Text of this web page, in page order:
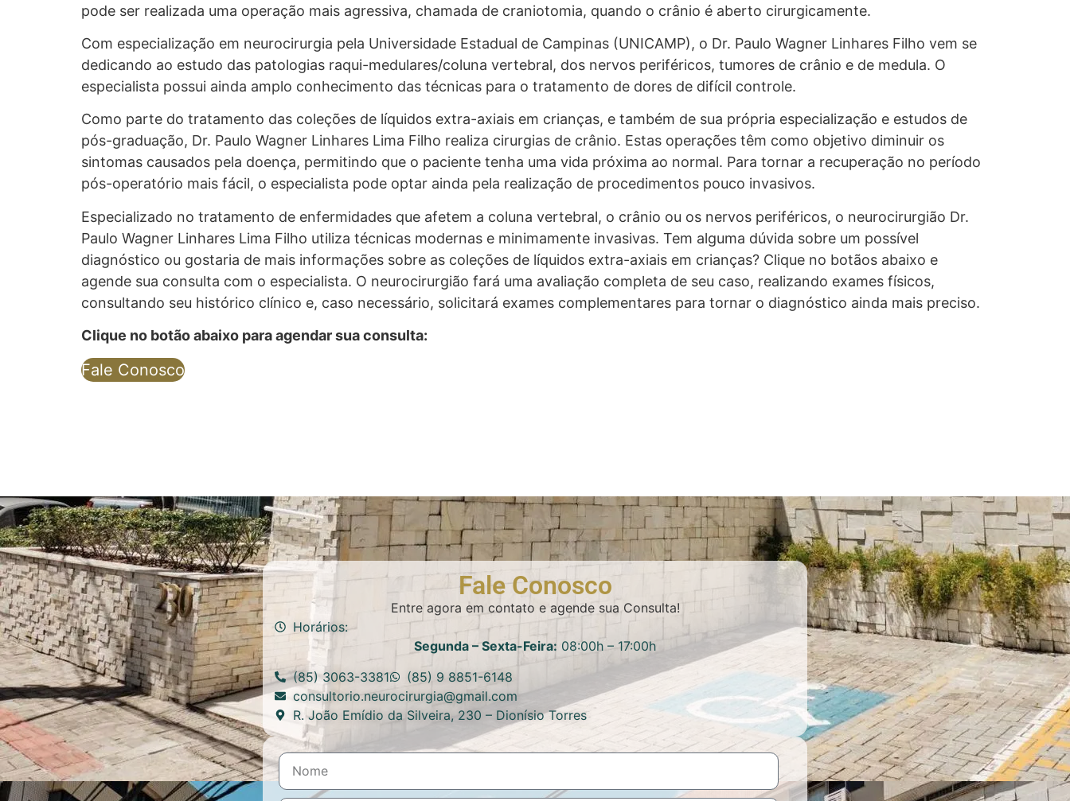
pode ser realizada uma operação mais agressiva, chamada de craniotomia, quando o crânio é aberto cirurgicamente.
Com especialização em neurocirurgia pela Universidade Estadual de Campinas (UNICAMP), o Dr. Paulo Wagner Linhares Filho vem se
dedicando ao estudo das patologias raqui-medulares/coluna vertebral, dos nervos periféricos, tumores de crânio e de medula. O
especialista possui ainda amplo conhecimento das técnicas para o tratamento de dores de difícil controle.
Como parte do tratamento das coleções de líquidos extra-axiais em crianças, e também de sua própria especialização e estudos de
pós-graduação, Dr. Paulo Wagner Linhares Lima Filho realiza cirurgias de crânio. Estas operações têm como objetivo diminuir os
sintomas causados pela doença, permitindo que o paciente tenha uma vida próxima ao normal. Para tornar a recuperação no período
pós-operatório mais fácil, o especialista pode optar ainda pela realização de procedimentos pouco invasivos.
Especializado no tratamento de enfermidades que afetem a coluna vertebral, o crânio ou os nervos periféricos, o neurocirurgião Dr.
Paulo Wagner Linhares Lima Filho utiliza técnicas modernas e minimamente invasivas. Tem alguma dúvida sobre um possível
diagnóstico ou gostaria de mais informações sobre as coleções de líquidos extra-axiais em crianças? Clique no botãos abaixo e
agende sua consulta com o especialista. O neurocirurgião fará uma avaliação completa de seu caso, realizando exames físicos,
consultando seu histórico clínico e, caso necessário, solicitará exames complementares para tornar o diagnóstico ainda mais preciso.
Clique no botão abaixo para agendar sua consulta:
Fale Conosco
Fale Conosco
Entre agora em contato e agende sua Consulta!
Horários:
Segunda – Sexta-Feira: 08:00h – 17:00h
(85) 3063-3381
(85) 9 8851-6148
consultorio.neurocirurgia@gmail.com
R. João Emídio da Silveira, 230 – Dionísio Torres